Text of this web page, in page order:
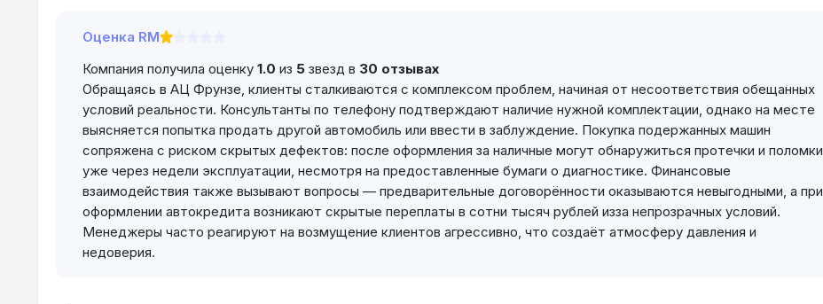
Оценка RM
Компания получила оценку 1.0 из 5 звезд в 30 отзывах
Обращаясь в АЦ Фрунзе, клиенты сталкиваются с комплексом проблем, начиная от несоответствия обещанных
условий реальности. Консультанты по телефону подтверждают наличие нужной комплектации, однако на месте
выясняется попытка продать другой автомобиль или ввести в заблуждение. Покупка подержанных машин
сопряжена с риском скрытых дефектов: после оформления за наличные могут обнаружиться протечки и поломки
уже через недели эксплуатации, несмотря на предоставленные бумаги о диагностике. Финансовые
взаимодействия также вызывают вопросы — предварительные договорённости оказываются невыгодными, а при
оформлении автокредита возникают скрытые переплаты в сотни тысяч рублей изза непрозрачных условий.
Менеджеры часто реагируют на возмущение клиентов агрессивно, что создаёт атмосферу давления и
недоверия.